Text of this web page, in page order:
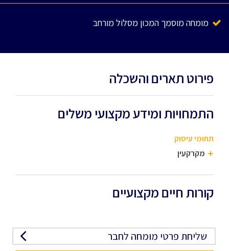
מומחה מוסמך המכון מסלול מורחב
פירוט תארים והשכלה
התמחויות ומידע מקצועי משלים
תחומי עיסוק
מקרקעין
קורות חיים מקצועיים
שליחת פרטי מומחה לחבר